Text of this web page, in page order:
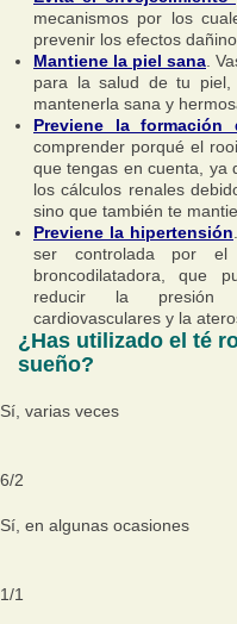
mecanismos por los
prevenir los efectos
Mantiene la piel sana.
para la salud de tu
mantenerla sana y
Previene la formación
comprender porqué el
que tengas en cuenta, ya
los cálculos renales
sino que también te
Previene la hipertensión
ser controlada por el
broncodilatadora, que
reducir la presión
cardiovasculares y la
¿Has utilizado el té
sueño?
Sí, varias veces
6/2
Sí, en algunas ocasiones
1/1